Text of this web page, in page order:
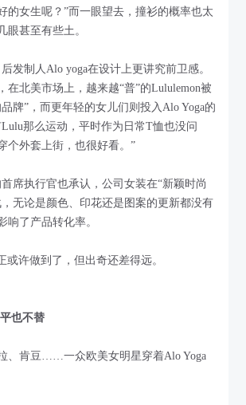
的女生呢？”而一眼望去，撞衫的概率也太
眼甚至有些土。
发制人Alo yoga在设计上更讲究前卫感。
在北美市场上，越来越“普”的Lululemon被
牌”，而更年轻的女儿们则投入Alo Yoga的
那么运动，平时作为日常T恤也没问
个外套上街，也很好看。”
席执行官也承认，公司女装在“新颖时尚
无论是颜色、印花还是图案的更新都没有
响了产品转化率。
或许做到了，但出奇还差得远。
也不替
、肯豆……一众欧美女明星穿着Alo Yoga